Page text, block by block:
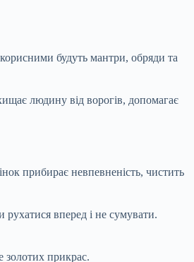
будуть мантри, обряди та
людину від ворогів, допомагає
прибирає невпевненість, чистить
вперед і не сумувати.
золотих прикрас.